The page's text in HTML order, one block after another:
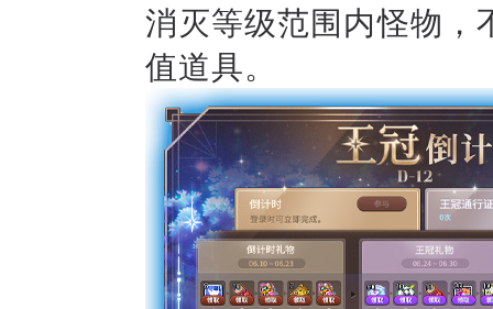
消灭等级范围内怪物，
值道具。